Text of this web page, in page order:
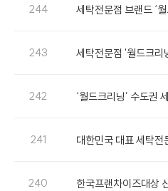
244 세탁전문점 브랜드 ‘
243 세탁전문점 '월드크리
242 ‘월드크리닝’ 수도권
241 대한민국 대표 세탁
240 한국프랜차이즈대상